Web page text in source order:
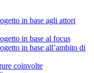
in base agli attori
in base al focus
in base all’ambito di
coinvolte